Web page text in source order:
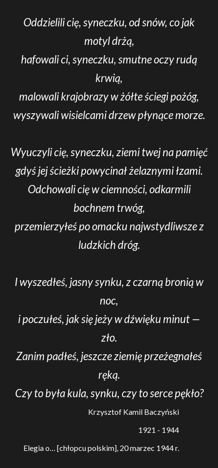
Oddzielili cię, syneczku, od snów, co jak
motyl drżą,
hafowali ci, syneczku, smutne oczy rudą
krwią,
malowali krajobrazy w żółte ściegi pożóg,
wyszywali wisielcami drzew płynące morze.
Wyuczyli cię, syneczku, ziemi twej na pamięć
gdyś jej ścieżki powycinał żelaznymi łzami.
Odchowali cię w ciemności, odkarmili
bochnem trwóg,
przemierzyłeś po omacku najwstydliwsze z
ludzkich dróg.
I wyszedłeś, jasny synku, z czarną bronią w
noc,
i poczułeś, jak się jeży w dźwięku minut —
zło.
Zanim padłeś, jeszcze ziemię przeżegnałeś
ręką.
Czy to była kula, synku, czy to serce pękło?
Krzysztof Kamil Baczyński
1921 - 1944
Elegia o… [chłopcu polskim], 20 marzec 1944 r.